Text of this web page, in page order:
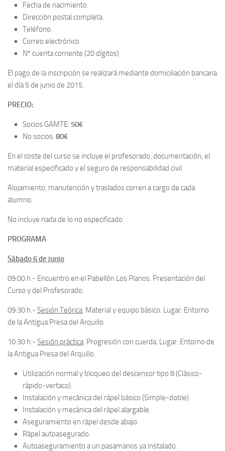
Fecha de nacimiento.
Dirección postal completa.
Teléfono.
Correo electrónico
Nº cuenta corriente (20 dígitos)
El pago de la inscripción se realizará mediante domiciliación bancaria
el día 5 de junio de 2015.
PRECIO:
Socios GAMTE: 50€
No socios: 80€
En el coste del curso se incluye el profesorado, documentación, el
material especificado y el seguro de responsabilidad civil.
Alojamiento, manutención y traslados corren a cargo de cada
alumno.
No incluye nada de lo no especificado.
PROGRAMA
Sábado 6 de junio
09:00 h.- Encuentro en el Pabellón Los Planos. Presentación del
Curso y del Profesorado.
09:30 h.- Sesión Teórica. Material y equipo básico. Lugar: Entorno
de la Antigua Presa del Arquillo.
10:30 h.- Sesión práctica. Progresión con cuerda. Lugar: Entorno de
la Antigua Presa del Arquillo.
Utilización normal y bloqueo del descensor tipo 8 (Clásico-
rápido-vertaco).
Instalación y mecánica del rápel básico (Simple-doble).
Instalación y mecánica del rápel alargable.
Aseguramiento en rápel desde abajo.
Rápel autoasegurado.
Autoaseguramiento a un pasamanos ya instalado.